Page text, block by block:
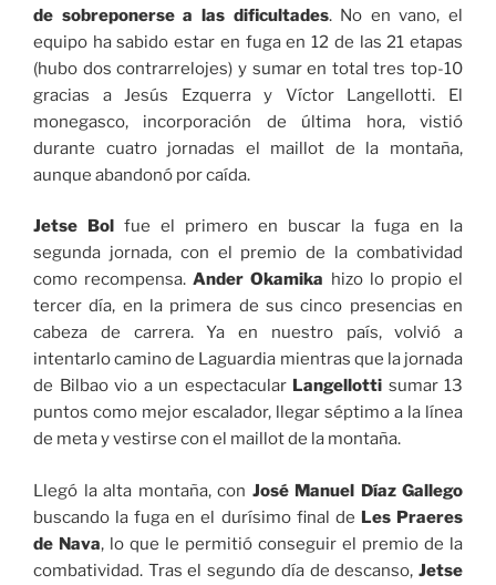
de sobreponerse a las dificultades. No en vano, el
equipo ha sabido estar en fuga en 12 de las 21 etapas
(hubo dos contrarrelojes) y sumar en total tres top-10
gracias a Jesús Ezquerra y Víctor Langellotti. El
monegasco, incorporación de última hora, vistió
durante cuatro jornadas el maillot de la montaña,
aunque abandonó por caída.
Jetse Bol fue el primero en buscar la fuga en la
segunda jornada, con el premio de la combatividad
como recompensa.Ander Okamika hizo lo propio el
tercer día, en la primera de sus cinco presencias en
cabeza de carrera. Ya en nuestro país, volvió a
intentarlo camino de Laguardia mientras que la jornada
de Bilbao vio a un espectacularLangellotti sumar 13
puntos como mejor escalador, llegar séptimo a la línea
de meta y vestirse con el maillot de la montaña.
Llegó la alta montaña, con José Manuel Díaz Gallego
buscando la fuga en el durísimo final de Les Praeres
de Nava, lo que le permitió conseguir el premio de la
combatividad. Tras el segundo día de descanso, Jetse